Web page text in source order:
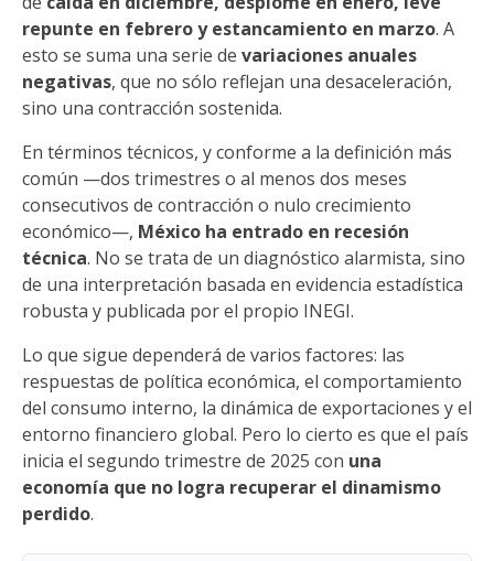
repunte en febrero y estancamiento en marzo. A
esto se suma una serie de variaciones anuales
negativas, que no sólo reflejan una desaceleración,
sino una contracción sostenida.
En términos técnicos, y conforme a la definición más
común —dos trimestres o al menos dos meses
consecutivos de contracción o nulo crecimiento
económico—, México ha entrado en recesión
técnica. No se trata de un diagnóstico alarmista, sino
de una interpretación basada en evidencia estadística
robusta y publicada por el propio INEGI.
Lo que sigue dependerá de varios factores: las
respuestas de política económica, el comportamiento
del consumo interno, la dinámica de exportaciones y el
entorno financiero global. Pero lo cierto es que el país
inicia el segundo trimestre de 2025 con una
economía que no logra recuperar el dinamismo
perdido.